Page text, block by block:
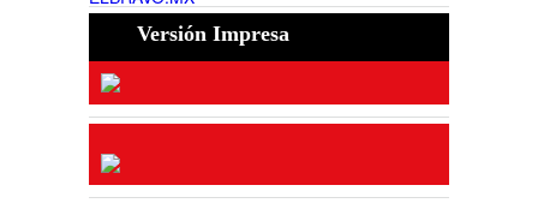
científico
Presidente de Fecanaco
cuestiona retenes en
carreteras de Tamaulipas;
Versión Impresa